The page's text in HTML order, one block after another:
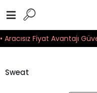
Fiyat Avantajı
Sweat